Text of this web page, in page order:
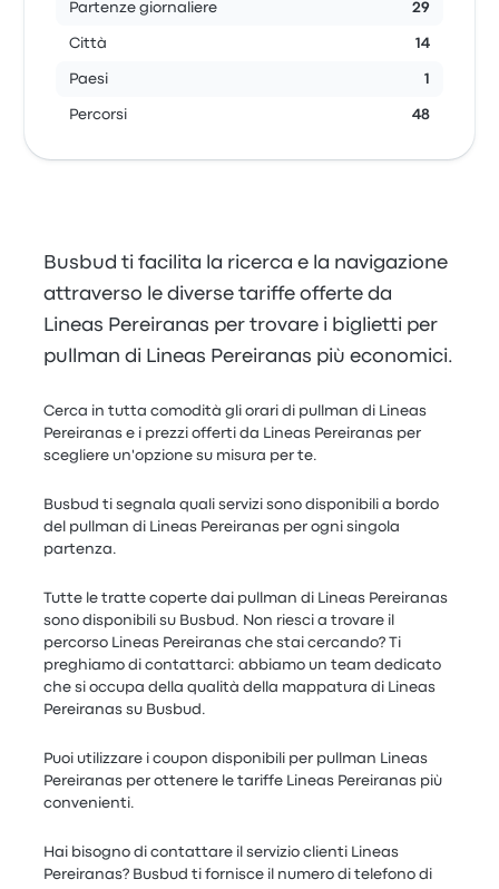
Partenze giornaliere 29
Città 14
Paesi 1
Percorsi 48
Busbud ti facilita la ricerca e la navigazione
attraverso le diverse tariffe offerte da
Lineas Pereiranas per trovare i biglietti per
pullman di Lineas Pereiranas più economici.
Cerca in tutta comodità gli orari di pullman di Lineas
Pereiranas e i prezzi offerti da Lineas Pereiranas per
scegliere un'opzione su misura per te.
Busbud ti segnala quali servizi sono disponibili a bordo
del pullman di Lineas Pereiranas per ogni singola
partenza.
Tutte le tratte coperte dai pullman di Lineas Pereiranas
sono disponibili su Busbud. Non riesci a trovare il
percorso Lineas Pereiranas che stai cercando? Ti
preghiamo di contattarci: abbiamo un team dedicato
che si occupa della qualità della mappatura di Lineas
Pereiranas su Busbud.
Puoi utilizzare i coupon disponibili per pullman Lineas
Pereiranas per ottenere le tariffe Lineas Pereiranas più
convenienti.
Hai bisogno di contattare il servizio clienti Lineas
Pereiranas? Busbud ti fornisce il numero di telefono di